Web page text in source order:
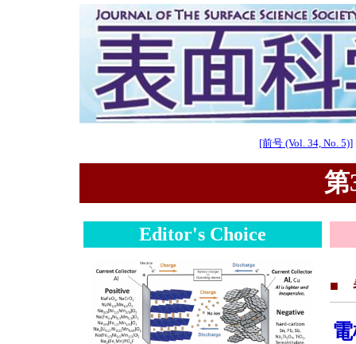
[前号 (Vol. 34, No. 5)]
第
Editor's Choice
■